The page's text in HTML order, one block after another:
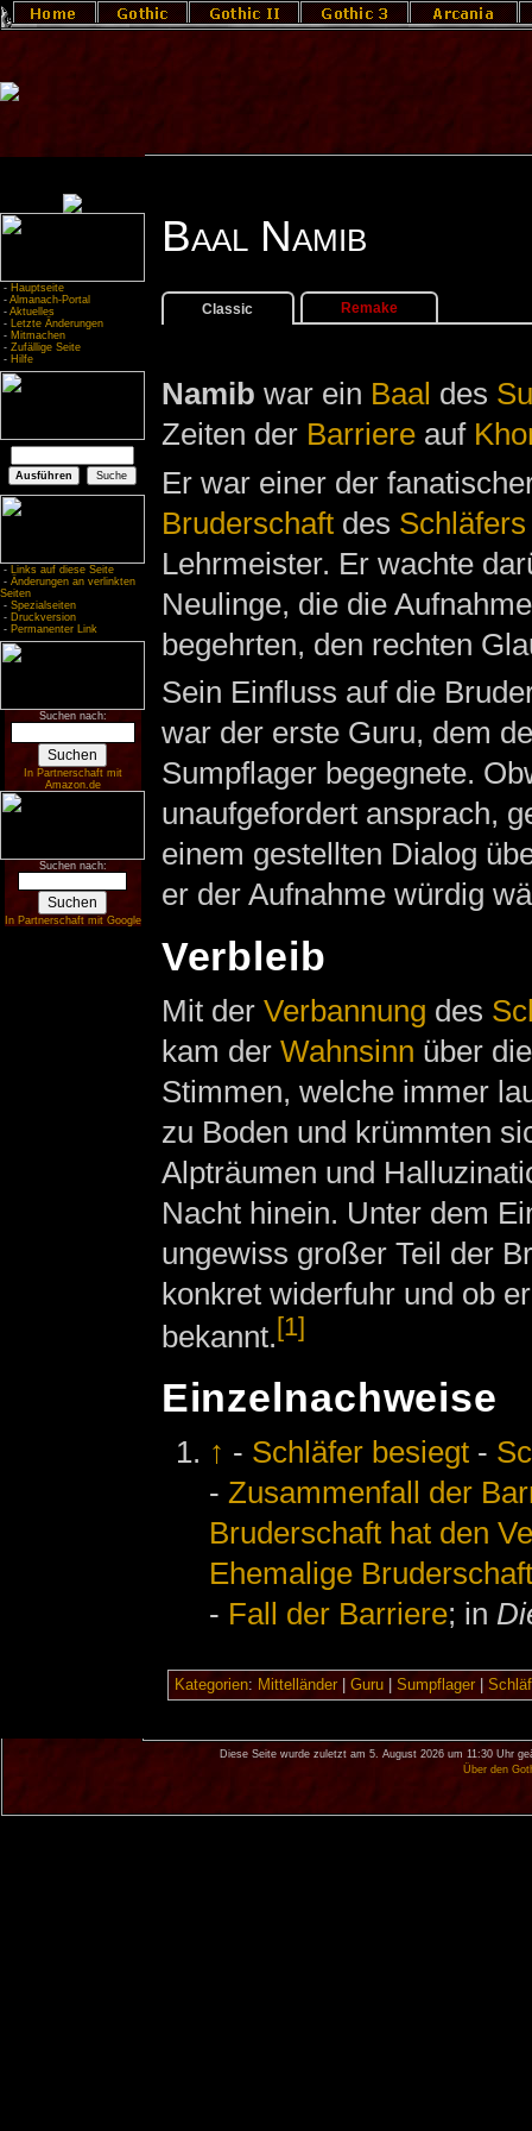
- Hauptseite
- Almanach-Portal
- Aktuelles
- Letzte Änderungen
- Mitmachen
- Zufällige Seite
- Hilfe
- Links auf diese Seite
- Änderungen an verlinkten
Seiten
- Spezialseiten
- Druckversion
- Permanenter Link
Suchen nach:
In Partnerschaft mit
Amazon.de
Suchen nach:
In Partnerschaft mit Google
Baal Namib
Classic Remake
Namib war ein Baal des
Zeiten der Barriereauf
Er war einer der
Bruderschaftdes Schläfers
Lehrmeister. Er wachte
Neulinge, die die
begehrten, den rechten
Sein Einfluss auf die
war der erste Guru, dem
Sumpflager begegnete.
unaufgefordert ansprach,
einem gestellten Dialog
er der Aufnahme würdig
Verbleib
Mit der Verbannung des
kam der Wahnsinn über
Stimmen, welche immer
zu Boden und krümmten
Alpträumen und
Nacht hinein. Unter dem
ungewiss großer Teil der
konkret widerfuhr und ob
bekannt.[1]
Einzelnachweise
↑ - Schläfer besiegt -
-Zusammenfall der
Bruderschaft hat den
Ehemalige
- Fall der Barriere; in
Kategorien: Mittelländer| Guru| Sumpflager|
Diese Seite wurde zuletzt am 5. August 2026 um 11:30 Uhr
Über den